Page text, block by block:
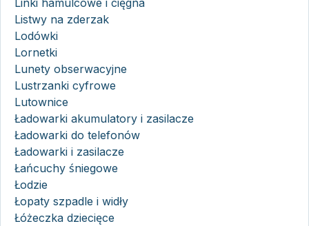
Listwy na zderzak
Lodówki
Lornetki
Lunety obserwacyjne
Lustrzanki cyfrowe
Lutownice
Ładowarki akumulatory i zasilacze
Ładowarki do telefonów
Ładowarki i zasilacze
Łańcuchy śniegowe
Łodzie
Łopaty szpadle i widły
Łóżeczka dziecięce